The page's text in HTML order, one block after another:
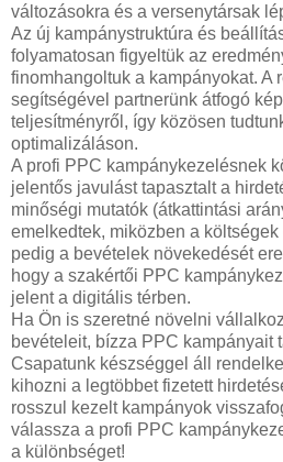
változásokra és a versenytársak
Az új kampánystruktúra és
folyamatosan figyeltük az
finomhangoltuk a kampányokat. A
segítségével partnerünk átfogó
teljesítményről, így közösen
optimalizáláson.
A profi PPC kampánykezelésnek
jelentős javulást tapasztalt a
minőségi mutatók (átkattintási
emelkedtek, miközben a
pedig a bevételek növekedését
hogy a szakértői PPC
jelent a digitális térben.
Ha Ön is szeretné növelni
bevételeit, bízza PPC kampányait
Csapatunk készséggel áll
kihozni a legtöbbet fizetett
rosszul kezelt kampányok
válassza a profi PPC
a különbséget!